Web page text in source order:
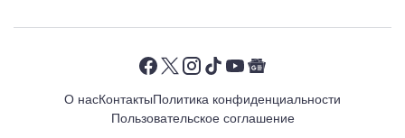
О насКонтактыПолитика конфиденциальности
Пользовательское соглашение